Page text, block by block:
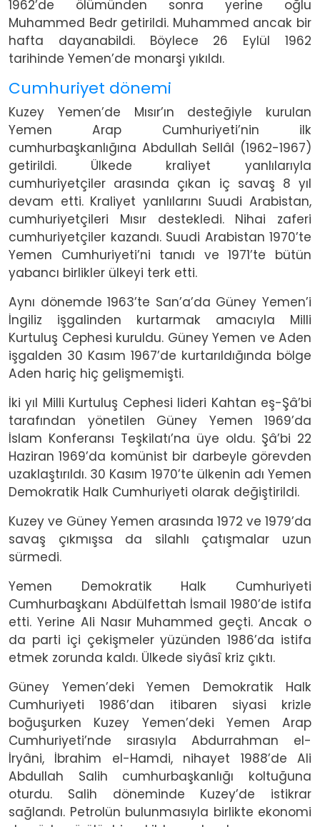
1962’de ölümünden sonra yerine oğlu
Muhammed Bedr getirildi. Muhammed ancak bir
hafta dayanabildi. Böylece 26 Eylül 1962
tarihinde Yemen’de monarşi yıkıldı.
Cumhuriyet dönemi
Kuzey Yemen’de Mısır’ın desteğiyle kurulan
Yemen Arap Cumhuriyeti’nin ilk
cumhurbaşkanlığına Abdullah Sellâl (1962-1967)
getirildi. Ülkede kraliyet yanlılarıyla
cumhuriyetçiler arasında çıkan iç savaş 8 yıl
devam etti. Kraliyet yanlılarını Suudi Arabistan,
cumhuriyetçileri Mısır destekledi. Nihai zaferi
cumhuriyetçiler kazandı. Suudi Arabistan 1970’te
Yemen Cumhuriyeti’ni tanıdı ve 1971’te bütün
yabancı birlikler ülkeyi terk etti.
Aynı dönemde 1963’te San’a’da Güney Yemen’i
İngiliz işgalinden kurtarmak amacıyla Milli
Kurtuluş Cephesi kuruldu. Güney Yemen ve Aden
işgalden 30 Kasım 1967’de kurtarıldığında bölge
Aden hariç hiç gelişmemişti.
İki yıl Milli Kurtuluş Cephesi lideri Kahtan eş-Şâ’bi
tarafından yönetilen Güney Yemen 1969’da
İslam Konferansı Teşkilatı’na üye oldu. Şâ’bi 22
Haziran 1969’da komünist bir darbeyle görevden
uzaklaştırıldı. 30 Kasım 1970’te ülkenin adı Yemen
Demokratik Halk Cumhuriyeti olarak değiştirildi.
Kuzey ve Güney Yemen arasında 1972 ve 1979’da
savaş çıkmışsa da silahlı çatışmalar uzun
sürmedi.
Yemen Demokratik Halk Cumhuriyeti
Cumhurbaşkanı Abdülfettah İsmail 1980’de istifa
etti. Yerine Ali Nasır Muhammed geçti. Ancak o
da parti içi çekişmeler yüzünden 1986’da istifa
etmek zorunda kaldı. Ülkede siyâsî kriz çıktı.
Güney Yemen’deki Yemen Demokratik Halk
Cumhuriyeti 1986’dan itibaren siyasi krizle
boğuşurken Kuzey Yemen’deki Yemen Arap
Cumhuriyeti’nde sırasıyla Abdurrahman el-
İryâni, İbrahim el-Hamdi, nihayet 1988’de Ali
Abdullah Salih cumhurbaşkanlığı koltuğuna
oturdu. Salih döneminde Kuzey’de istikrar
sağlandı. Petrolün bulunmasıyla birlikte ekonomi